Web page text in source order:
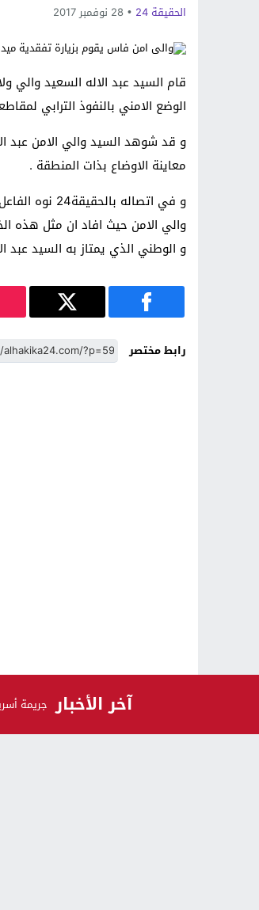
الحقيقة 24 28 نوفمبر 2017
الوضع الامني بالنفوذ الترابي
و قد شوهد السيد والي الامن عبد
معاينة الاوضاع بذات المنطقة .
و في
والي الامن حيث افاد ان مثل هذه
و الوطني الذي يمتاز به السيد
رابط مختصر
آخر الأخبار جريمة